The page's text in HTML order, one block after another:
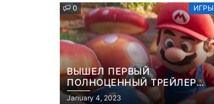
0 ИГРЫ
ВЫШЕЛ ПЕРВЫЙ
ПОЛНОЦЕННЫЙ ТРЕЙЛЕР
МУЛЬТФИЛЬМА “МАРИО”
January 4, 2023